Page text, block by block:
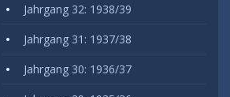
Jahrgang 32: 1938/39
Jahrgang 31: 1937/38
Jahrgang 30: 1936/37